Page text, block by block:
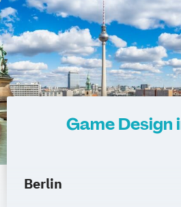
Game Design
Berlin